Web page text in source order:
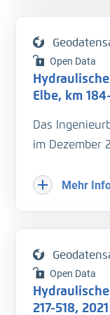
Open Data
Elbe, km
Das
im Dezember
an der Elbe
•
einem
Mehr
Open Data
217-518, 2021